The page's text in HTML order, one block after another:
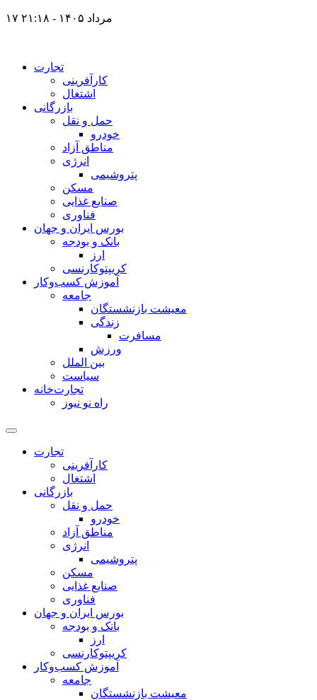
۱۷ مرداد ۱۴۰۵ - ۲۱:۱۸
تجارت
کارآفرینی
اشتغال
بازرگانی
حمل و نقل
خودرو
مناطق آزاد
انرژی
پتروشیمی
مسکن
صنایع غذایی
فناوری
بورس ایران و جهان
بانک و بودجه
ارز
کریپتوکارنسی
آموزش کسب‌وکار
جامعه
معیشت بازنشستگان
زندگی
مسافرت
ورزش
بین الملل
سیاست
تجارت‌خانه
راه نو نیوز
تجارت
کارآفرینی
اشتغال
بازرگانی
حمل و نقل
خودرو
مناطق آزاد
انرژی
پتروشیمی
مسکن
صنایع غذایی
فناوری
بورس ایران و جهان
بانک و بودجه
ارز
کریپتوکارنسی
آموزش کسب‌وکار
جامعه
معیشت بازنشستگان